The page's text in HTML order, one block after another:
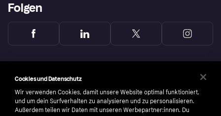
Folgen
Cookies und Datenschutz
Wir verwenden Cookies, damit unsere Website optimal funktioniert,
und um dein Surfverhalten zu analysieren und zu personalisieren.
Außerdem teilen wir Daten mit unseren Werbepartner:innen. Du